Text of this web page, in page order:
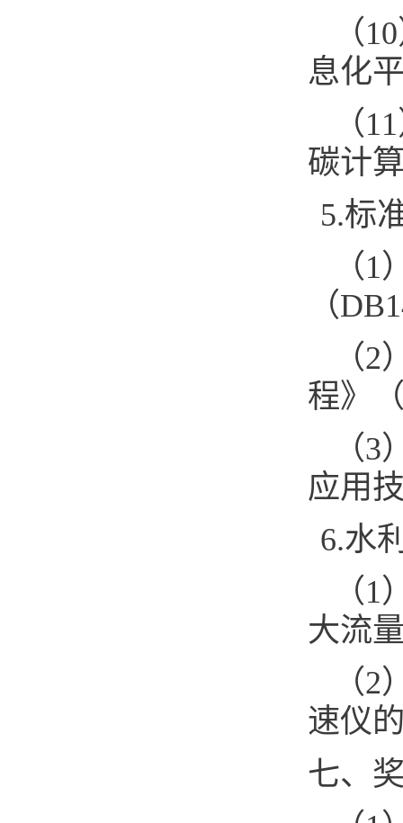
（
息化
（
碳计
5.标
（
（
（
程》
（
应用
6.水
（
大流
（
速仪
七、